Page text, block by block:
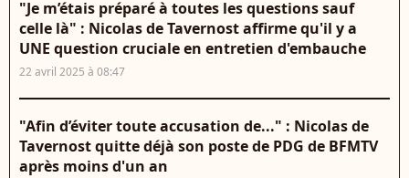
"Je m’étais préparé à toutes les questions sauf
celle là" : Nicolas de Tavernost affirme qu'il y a
UNE question cruciale en entretien d'embauche
22 avril 2025 à 08:47
"Afin d’éviter toute accusation de..." : Nicolas de
Tavernost quitte déjà son poste de PDG de BFMTV
après moins d'un an